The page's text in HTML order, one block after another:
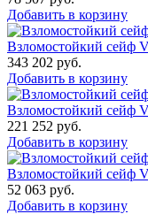
Добавить в корзину
Взломостойкий
343 202 руб.
Добавить в корзину
Взломостойкий
221 252 руб.
Добавить в корзину
Взломостойкий сейф
52 063 руб.
Добавить в корзину